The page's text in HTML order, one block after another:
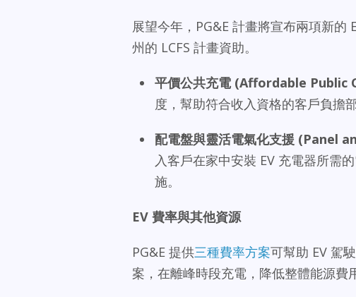
展望今年，PG&E 計畫將宣布兩項新的
州的 LCFS 計畫資助。
平價公共充電(Affordable Public
度，幫助符合收入資格的客戶負擔
配電盤與靈活電氣化支援 (Panel
入客戶在家中安裝 EV 充電器所需
施。
EV 費率與其他資源
PG&E 提供三種費率方案可幫助 EV 駕
案，在離峰時段充電，降低整體能源費用